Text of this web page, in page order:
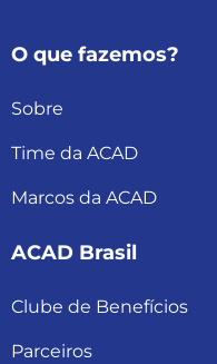
O que fazemos?
Sobre
Time da ACAD
Marcos da ACAD
ACAD Brasil
Clube de Benefícios
Parceiros